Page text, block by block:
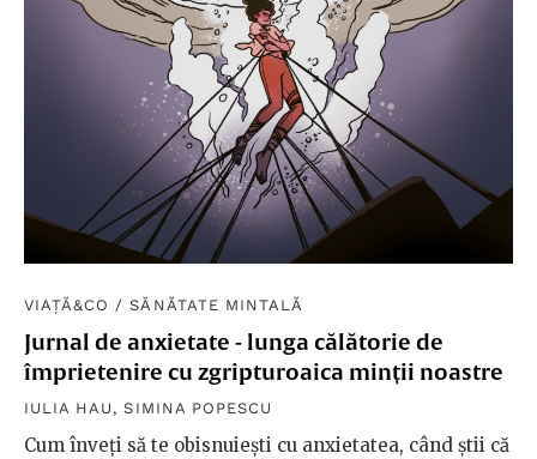
VIAȚĂ&CO /SĂNĂTATE MINTALĂ
Jurnal de anxietate - lunga călătorie de
împrietenire cu zgripturoaica minții noastre
IULIA HAU ,SIMINA POPESCU
Cum înveți să te obisnuiești cu anxietatea, când știi că